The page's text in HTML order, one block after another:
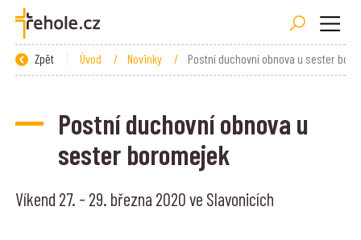
Zpět Úvod / Novinky / Postní duchovní obnova u sester
Postní duchovní obnova u
sester boromejek
Víkend 27. - 29. března 2020 ve Slavonicích